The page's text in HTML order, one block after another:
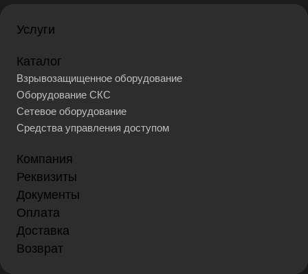
Услуги
Каталог
Взрывозащищенное оборудование
Оборудование СКС
Сетевое оборудование
Средства управления доступом
Компания
Реквизиты
Документы
Оплата
Доставка
Возврат